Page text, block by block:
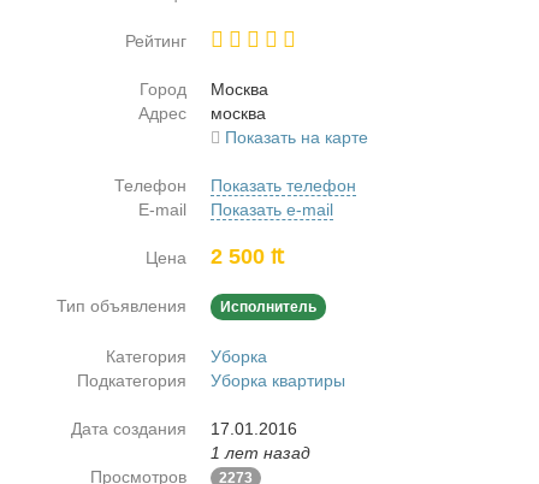
Рейтинг
Город
Москва
Адрес
москва
Показать на карте
Телефон
Показать телефон
E-mail
Показать e-mail
Цена 2 500 ₶
Тип объявления Исполнитель
Категория
Уборка
Подкатегория
Уборка квартиры
Дата создания
17.01.2016
1 лет назад
Просмотров
2273